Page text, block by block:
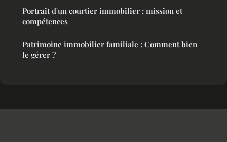
Portrait d'un courtier immobilier : mission et
compétences
Patrimoine immobilier familiale : Comment bien
le gérer ?